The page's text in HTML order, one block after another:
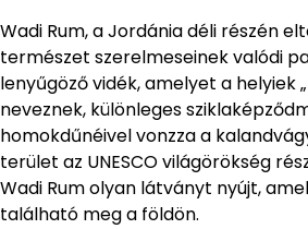
Wadi Rum, a Jordánia déli részén
természet szerelmeseinek valódi
lenyűgöző vidék, amelyet a helyiek
neveznek, különleges
homokdűnéivel vonzza a
terület az UNESCO világörökség
Wadi Rum olyan látványt nyújt,
található meg a földön.